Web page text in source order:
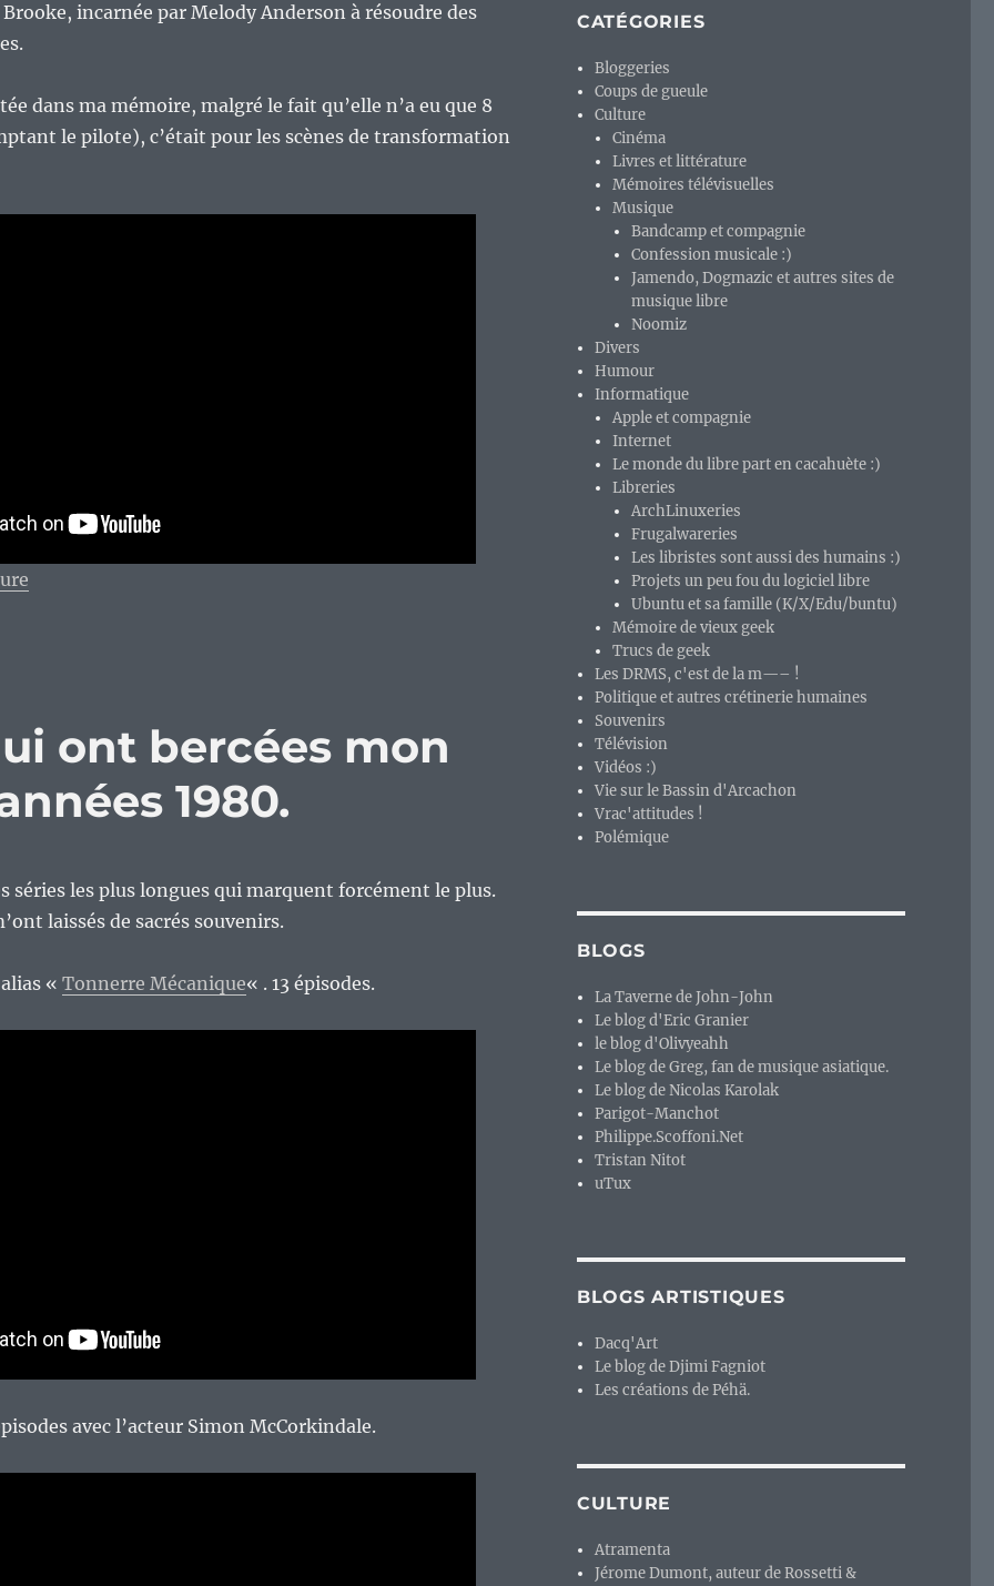
incarnée par Melody Anderson à résoudre des
dans ma mémoire, malgré le fait qu’elle n’a eu que 8
le pilote), c’était pour les scènes de transformation
de « Mémoires télévisuelles d’un enfant des années 1970, épisode 24 : les mini-séries des années 1980. »
ont bercées mon
1980.
séries les plus longues qui marquent forcément le plus.
laissés de sacrés souvenirs.
« Tonnerre Mécanique« . 13 épisodes.
avec l’acteur Simon McCorkindale.
CATÉGORIES
Bloggeries
Coups de gueule
Culture
Cinéma
Livres et littérature
Mémoires télévisuelles
Musique
Bandcamp et compagnie
Confession musicale :)
Jamendo, Dogmazic et autres sites de
musique libre
Noomiz
Divers
Humour
Informatique
Apple et compagnie
Internet
Le monde du libre part en cacahuète :)
Libreries
ArchLinuxeries
Frugalwareries
Les libristes sont aussi des humains :)
Projets un peu fou du logiciel libre
Ubuntu et sa famille (K/X/Edu/buntu)
Mémoire de vieux geek
Trucs de geek
Les DRMS, c'est de la m—– !
Politique et autres crétinerie humaines
Souvenirs
Télévision
Vidéos :)
Vie sur le Bassin d'Arcachon
Vrac'attitudes !
Polémique
BLOGS
La Taverne de John-John
Le blog d'Eric Granier
le blog d'Olivyeahh
Le blog de Greg, fan de musique asiatique.
Le blog de Nicolas Karolak
Parigot-Manchot
Philippe.Scoffoni.Net
Tristan Nitot
uTux
BLOGS ARTISTIQUES
Dacq'Art
Le blog de Djimi Fagniot
Les créations de Péhä.
CULTURE
Atramenta
Jérome Dumont, auteur de Rossetti &